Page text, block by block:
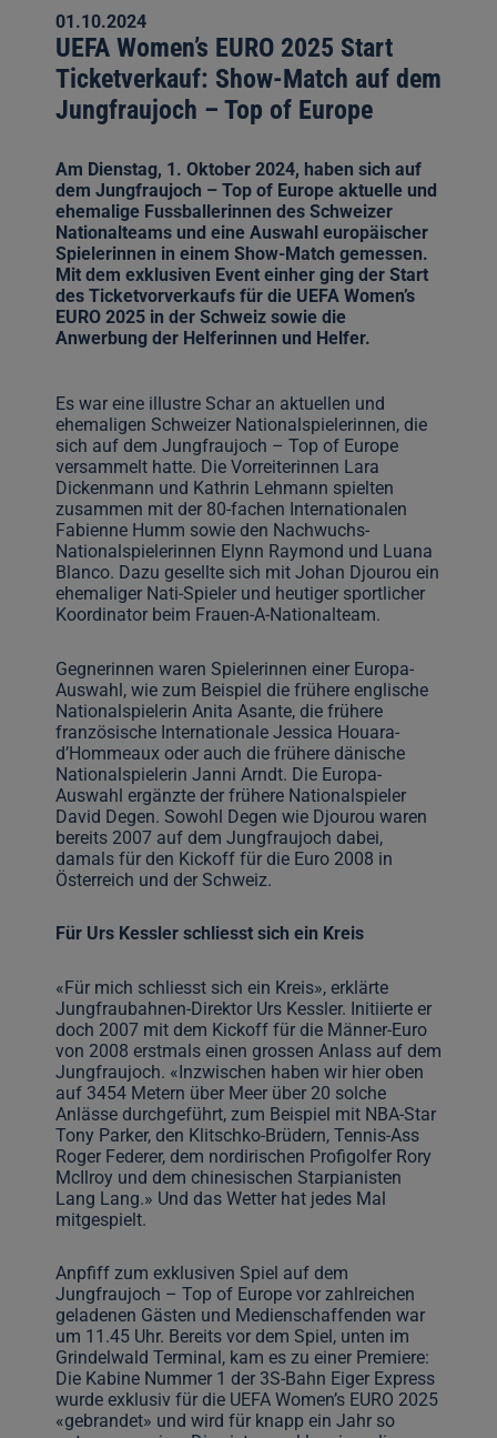
01.10.2024
UEFA Women’s EURO 2025 Start
Ticketverkauf: Show-Match auf dem
Jungfraujoch – Top of Europe
Am Dienstag, 1. Oktober 2024, haben sich auf
dem Jungfraujoch – Top of Europe aktuelle und
ehemalige Fussballerinnen des Schweizer
Nationalteams und eine Auswahl europäischer
Spielerinnen in einem Show-Match gemessen.
Mit dem exklusiven Event einher ging der Start
des Ticketvorverkaufs für die UEFA Women’s
EURO 2025 in der Schweiz sowie die
Anwerbung der Helferinnen und Helfer.
Es war eine illustre Schar an aktuellen und
ehemaligen Schweizer Nationalspielerinnen, die
sich auf dem Jungfraujoch – Top of Europe
versammelt hatte. Die Vorreiterinnen Lara
Dickenmann und Kathrin Lehmann spielten
zusammen mit der 80-fachen Internationalen
Fabienne Humm sowie den Nachwuchs-
Nationalspielerinnen Elynn Raymond und Luana
Blanco. Dazu gesellte sich mit Johan Djourou ein
ehemaliger Nati-Spieler und heutiger sportlicher
Koordinator beim Frauen-A-Nationalteam.
Gegnerinnen waren Spielerinnen einer Europa-
Auswahl, wie zum Beispiel die frühere englische
Nationalspielerin Anita Asante, die frühere
französische Internationale Jessica Houara-
d’Hommeaux oder auch die frühere dänische
Nationalspielerin Janni Arndt. Die Europa-
Auswahl ergänzte der frühere Nationalspieler
David Degen. Sowohl Degen wie Djourou waren
bereits 2007 auf dem Jungfraujoch dabei,
damals für den Kickoff für die Euro 2008 in
Österreich und der Schweiz.
Für Urs Kessler schliesst sich ein Kreis
«Für mich schliesst sich ein Kreis», erklärte
Jungfraubahnen-Direktor Urs Kessler. Initiierte er
doch 2007 mit dem Kickoff für die Männer-Euro
von 2008 erstmals einen grossen Anlass auf dem
Jungfraujoch. «Inzwischen haben wir hier oben
auf 3454 Metern über Meer über 20 solche
Anlässe durchgeführt, zum Beispiel mit NBA-Star
Tony Parker, den Klitschko-Brüdern, Tennis-Ass
Roger Federer, dem nordirischen Profigolfer Rory
McIlroy und dem chinesischen Starpianisten
Lang Lang.» Und das Wetter hat jedes Mal
mitgespielt.
Anpfiff zum exklusiven Spiel auf dem
Jungfraujoch – Top of Europe vor zahlreichen
geladenen Gästen und Medienschaffenden war
um 11.45 Uhr. Bereits vor dem Spiel, unten im
Grindelwald Terminal, kam es zu einer Premiere:
Die Kabine Nummer 1 der 3S-Bahn Eiger Express
wurde exklusiv für die UEFA Women’s EURO 2025
«gebrandet» und wird für knapp ein Jahr so